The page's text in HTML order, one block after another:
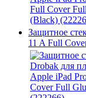
Защитное
11 A Full